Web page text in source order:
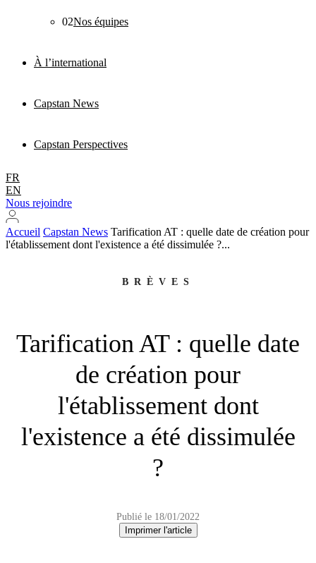
02Nos équipes
À l’international
Capstan News
Capstan Perspectives
FR
EN
Nous rejoindre
Accueil Capstan News Tarification AT : quelle date de création pour
l'établissement dont l'existence a été dissimulée ?...
BRÈVES
Tarification AT : quelle date
de création pour
l'établissement dont
l'existence a été dissimulée
?
Publié le 18/01/2022
Imprimer l'article